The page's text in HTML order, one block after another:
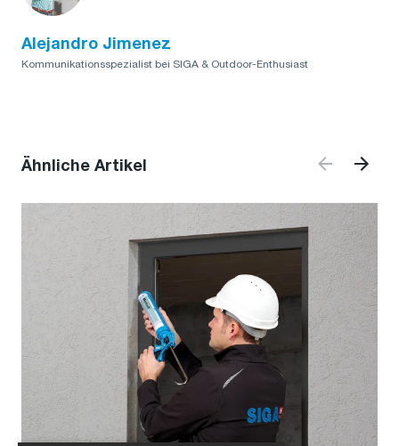
Alejandro Jimenez
Kommunikationsspezialist bei SIGA & Outdoor-Enthusiast
Ähnliche Artikel